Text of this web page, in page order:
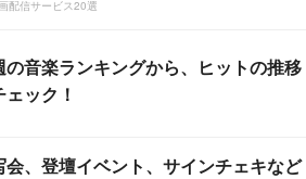
配信サービス20選
の音楽ランキングから、ヒットの推移
ェック！
会、登壇イベント、サインチェキなど